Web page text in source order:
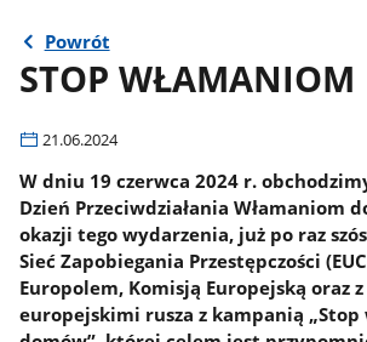
Powrót
STOP WŁAMANIOM
21.06.2024
W dniu 19 czerwca 2024 r.
Dzień Przeciwdziałania Włamaniom
okazji tego wydarzenia, już po raz
Sieć Zapobiegania Przestępczości
Europolem, Komisją Europejską oraz
europejskimi rusza z kampanią „Stop